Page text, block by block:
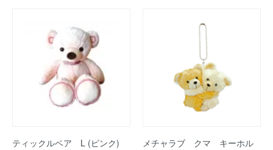
ティックルベア L (ピンク)
メチャラブ クマ キーホル